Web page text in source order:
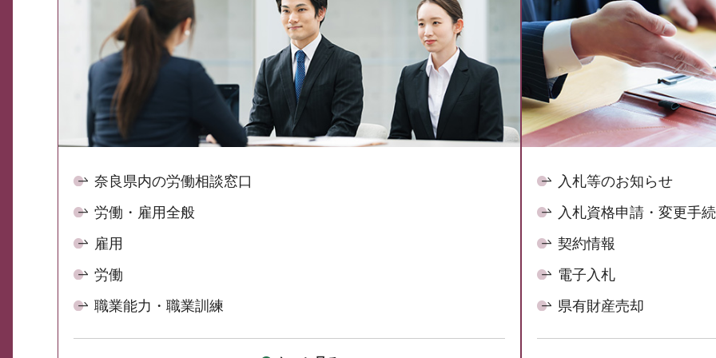
奈良県内の労働相談窓口
労働・雇用全般
雇用
労働
職業能力・職業訓練
入札等のお知らせ
入札資格申請・変更手
契約情報
電子入札
県有財産売却